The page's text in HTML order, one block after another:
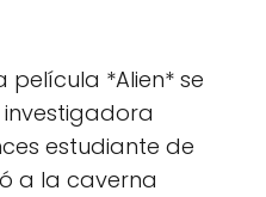
película *Alien* se
investigadora
estudiante de
a la caverna